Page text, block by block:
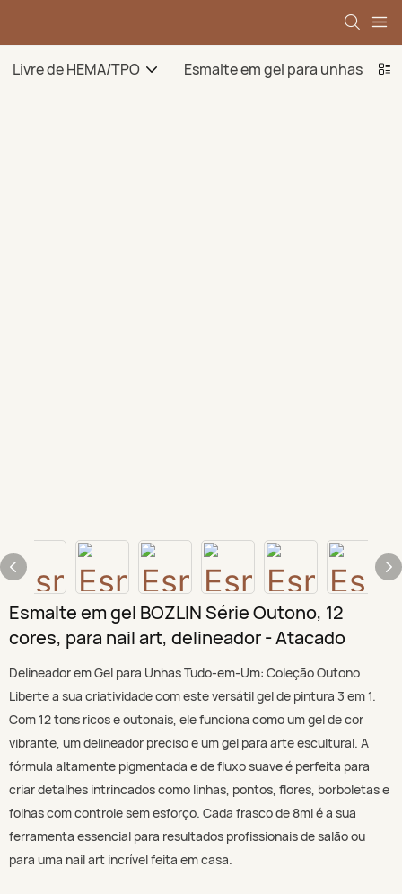
Livre de HEMA/TPO Esmalte em gel para unhas
Esmalte em gel BOZLIN Série Outono, 12
cores, para nail art, delineador - Atacado
Delineador em Gel para Unhas Tudo-em-Um: Coleção Outono
Liberte a sua criatividade com este versátil gel de pintura 3 em 1.
Com 12 tons ricos e outonais, ele funciona como um gel de cor
vibrante, um delineador preciso e um gel para arte escultural. A
fórmula altamente pigmentada e de fluxo suave é perfeita para
criar detalhes intrincados como linhas, pontos, flores, borboletas e
folhas com controle sem esforço. Cada frasco de 8ml é a sua
ferramenta essencial para resultados profissionais de salão ou
para uma nail art incrível feita em casa.